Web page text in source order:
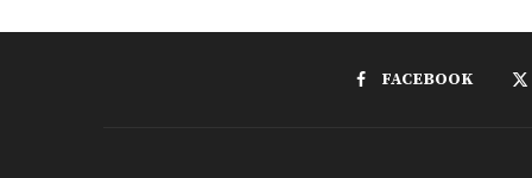
FACEBOOK